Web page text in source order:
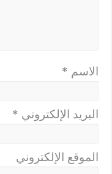
الاسم *
البريد الإلكتروني *
الموقع الإلكتروني